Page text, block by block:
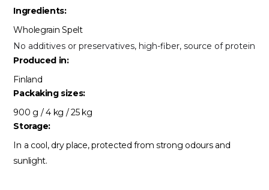
Ingredients:
Wholegrain Spelt
No additives or preservatives, high-fiber, source of protein
Produced in:
Finland
Packaking sizes:
900 g / 4 kg / 25 kg
Storage:
In a cool, dry place, protected from strong odours and
sunlight.